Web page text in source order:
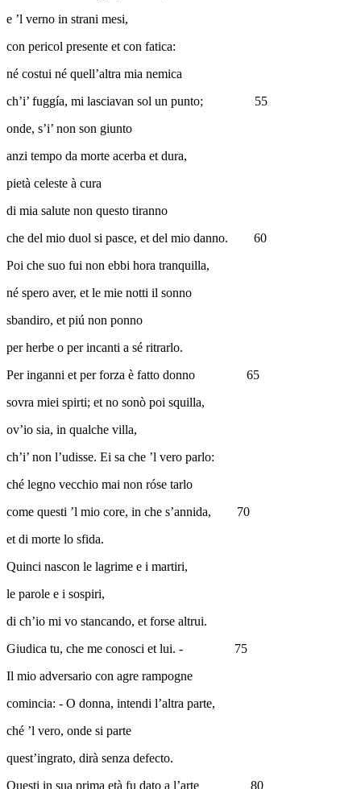
e ’l verno in strani mesi,
con pericol presente et con fatica:
né costui né quell’altra mia nemica
ch’i’ fuggía, mi lasciavan sol un punto; 55
onde, s’i’ non son giunto
anzi tempo da morte acerba et dura,
pietà celeste à cura
di mia salute non questo tiranno
che del mio duol si pasce, et del mio danno. 60
Poi che suo fui non ebbi hora tranquilla,
né spero aver, et le mie notti il sonno
sbandiro, et piú non ponno
per herbe o per incanti a sé ritrarlo.
Per inganni et per forza è fatto donno 65
sovra miei spirti; et no sonò poi squilla,
ov’io sia, in qualche villa,
ch’i’ non l’udisse. Ei sa che ’l vero parlo:
ché legno vecchio mai non róse tarlo
come questi ’l mio core, in che s’annida, 70
et di morte lo sfida.
Quinci nascon le lagrime e i martiri,
le parole e i sospiri,
di ch’io mi vo stancando, et forse altrui.
Giudica tu, che me conosci et lui. - 75
Il mio adversario con agre rampogne
comincia: - O donna, intendi l’altra parte,
ché ’l vero, onde si parte
quest’ingrato, dirà senza defecto.
Questi in sua prima età fu dato a l’arte 80